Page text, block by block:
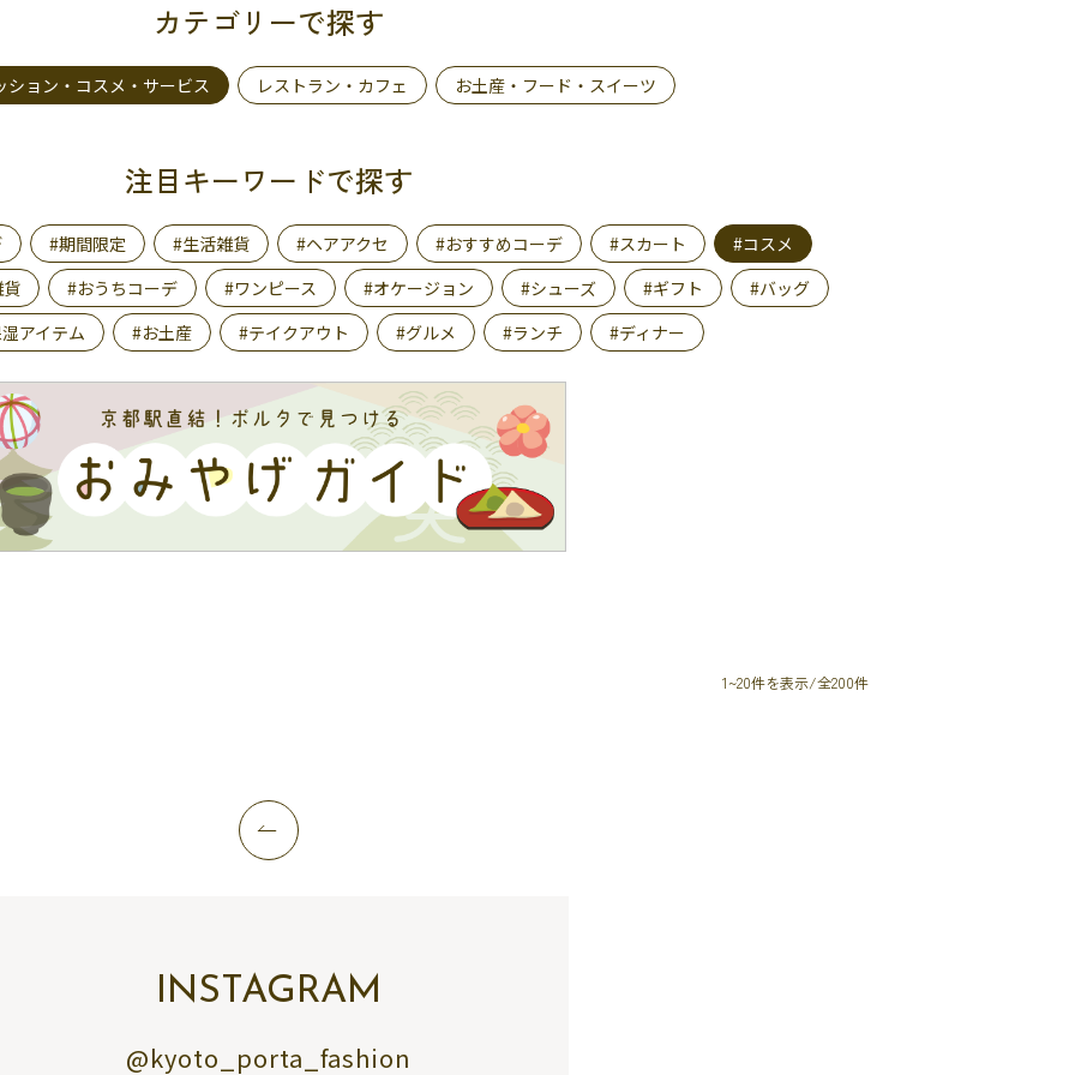
カテゴリーで探す
ション・コスメ・サービス レストラン・カフェ お土産・フード・スイーツ
注目キーワードで探す
#期間限定 #生活雑貨 #ヘアアクセ #おすすめコーデ #スカート
#コスメ
#おうちコーデ #ワンピース #オケージョン #シューズ #ギフト
#バッグ
アイテム #お土産 #テイクアウト #グルメ #ランチ #ディナー
1~20件を表示/全200件
INSTAGRAM
@kyoto_porta_fashion